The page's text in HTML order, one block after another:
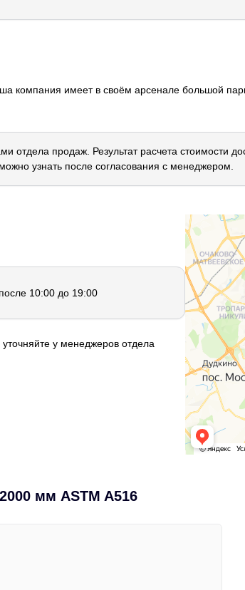
компания имеет в своём арсенале большой
отдела продаж. Результат расчета стоимости
узнать после согласования с менеджером.
10:00 до 19:00
у менеджеров отдела
мм ASTM A516